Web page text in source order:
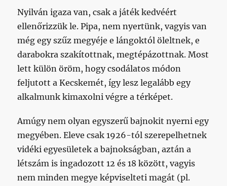
Nyilván igaza van, csak a játék kedvéért
ellenőrizzük le. Pipa, nem nyertünk, vagyis van
még egy szűz megyéje e lángoktól öleltnek, e
darabokra szakítottnak, megtépázottnak. Most
lett külön öröm, hogy csodálatos módon
feljutott a Kecskemét, így lesz legalább egy
alkalmunk kimaxolni végre a térképet.
Amúgy nem olyan egyszerű bajnokit nyerni egy
megyében. Eleve csak 1926-tól szerepelhetnek
vidéki egyesületek a bajnokságban, aztán a
létszám is ingadozott 12 és 18 között, vagyis
nem minden megye képviselteti magát (pl.